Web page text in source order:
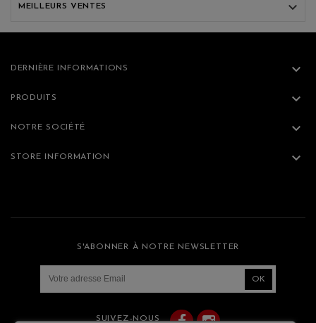
MEILLEURS VENTES 
DERNIÈRE INFORMATIONS 
PRODUITS 
NOTRE SOCIÉTÉ 
STORE INFORMATION 
S'ABONNER À NOTRE NEWSLETTER
SUIVEZ-NOUS Facebook